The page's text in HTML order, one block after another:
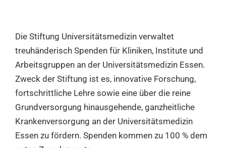
Die Stiftung Universitätsmedizin verwaltet
treuhänderisch Spenden für Kliniken, Institute und
Arbeitsgruppen an der Universitätsmedizin Essen.
Zweck der Stiftung ist es, innovative Forschung,
fortschrittliche Lehre sowie eine über die reine
Grundversorgung hinausgehende, ganzheitliche
Krankenversorgung an der Universitätsmedizin
Essen zu fördern. Spenden kommen zu 100 % dem